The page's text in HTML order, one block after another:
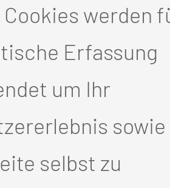
46 -0
Cookies werden
Erfassung
um Ihr
selbst zu